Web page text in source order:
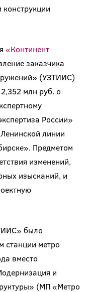
«Континент
заказчика
(УЗТИИС)
млн руб. о
России»
линии
Предметом
изменений,
изысканий, и
было
станции метро
вместо
и
(МП «Метро